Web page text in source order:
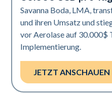
Savanna Boda, LMA,
und ihren Umsatz und
vor Aerolase auf 30.000$
Implementierung.
JETZT ANSCHAUEN